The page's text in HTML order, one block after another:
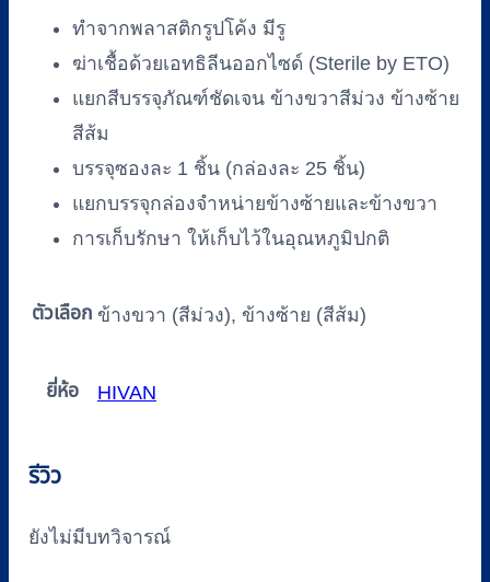
ซ้าย-
ขวา
(25
ชิ้น/
กล่อง)
ทำจากพลาสติกรูปโค้ง มีรู
ฆ่าเชื้อด้วยเอทธิลีนออกไซด์ (Sterile by ETO)
แยกสีบรรจุภัณฑ์ชัดเจน ข้างขวาสีม่วง ข้างซ้าย
สีส้ม
บรรจุซองละ 1 ชิ้น (กล่องละ 25 ชิ้น)
แยกบรรจุกล่องจำหน่ายข้างซ้ายและข้างขวา
การเก็บรักษา ให้เก็บไว้ในอุณหภูมิปกติ
ตัวเลือก ข้างขวา (สีม่วง), ข้างซ้าย (สีส้ม)
ยี่ห้อ HIVAN
รีวิว
ยังไม่มีบทวิจารณ์